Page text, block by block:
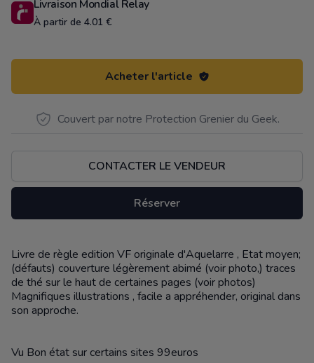
Livraison Mondial Relay
À partir de 4.01 €
Acheter l'article
Couvert par notre Protection Grenier du Geek.
CONTACTER LE VENDEUR
Réserver
Description
Livre de règle edition VF originale d'Aquelarre , Etat moyen;
(défauts) couverture légèrement abimé (voir photo,) traces
de thé sur le haut de certaines pages (voir photos)
Magnifiques illustrations , facile a appréhender, original dans
son approche.
Vu Bon état sur certains sites 99euros